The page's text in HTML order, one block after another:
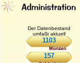
Der Datenbestand
umfaßt aktuell
1103
157